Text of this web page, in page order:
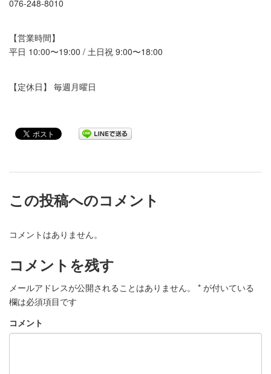
076-248-8010
【営業時間】
平日 10:00〜19:00 / 土日祝 9:00〜18:00
【定休日】 毎週月曜日
この投稿へのコメント
コメントはありません。
コメントを残す
メールアドレスが公開されることはありません。 * が付いている
欄は必須項目です
コメント